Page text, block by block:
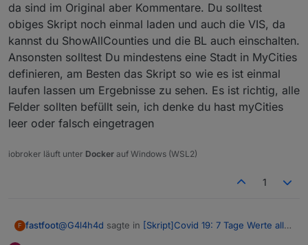
javascript.0	2020-11-19 21:01:09.816
javascript.0	2020-11-19 21:01:09.816
javascript.0	2020-11-19 21:01:09.816
javascript.0	2020-11-19 21:01:09.815
javascript.0	2020-11-19 21:01:09.815
javascript.0	2020-11-19 21:01:09.815
javascript.0	2020-11-19 21:01:09.815
javascript.0	2020-11-19 21:01:09.815
javascript.0	2020-11-19 21:01:09.815
javascript.0	2020-11-19 21:01:09.815
javascript.0	2020-11-19 21:01:09.814
javascript.0	2020-11-19 21:01:09.814
da sind im Original aber Kommentare. Du solltest
obiges Skript noch einmal laden und auch die VIS, da
kannst du ShowAllCounties und die BL auch einschalten.
Ansonsten solltest Du mindestens eine Stadt in MyCities
definieren, am Besten das Skript so wie es ist einmal
laufen lassen um Ergebnisse zu sehen. Es ist richtig, alle
Felder sollten befüllt sein, ich denke du hast myCities
leer oder falsch eingetragen
iobroker läuft unter Docker auf Windows (WSL2)
1
F fastfoot@G4l4h4d sagte in [Skript]Covid 19: 7 Tage Werte aller